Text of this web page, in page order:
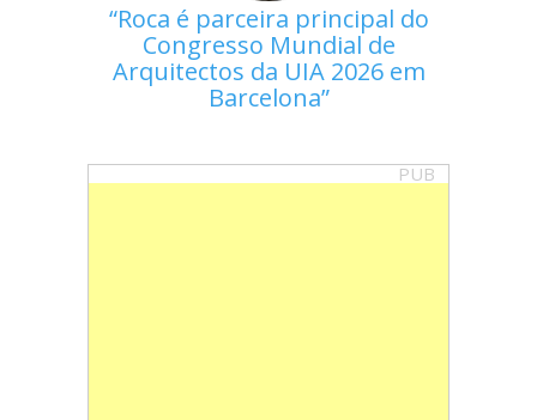
Roca é parceira principal do
Congresso Mundial de
Arquitectos da UIA 2026 em
Barcelona
PUB